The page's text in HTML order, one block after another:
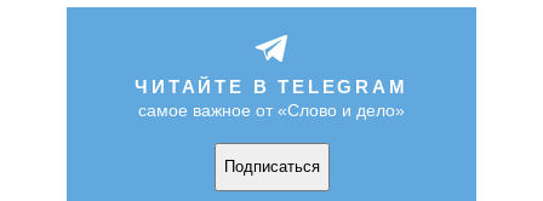
ЧИТАЙТЕ В TELEGRAM
самое важное от «Слово и дело»
Подписаться